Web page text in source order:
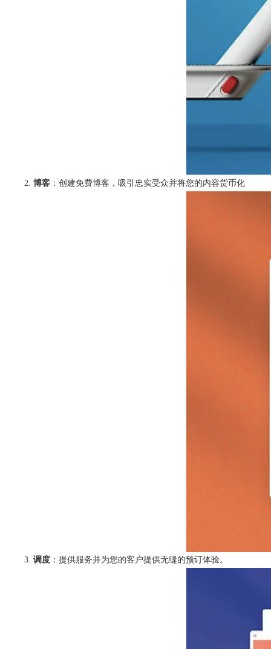
博客 ：创建免费博客，吸引忠实受众并将您的内容货币化
调度 ：提供服务并为您的客户提供无缝的预订体验。